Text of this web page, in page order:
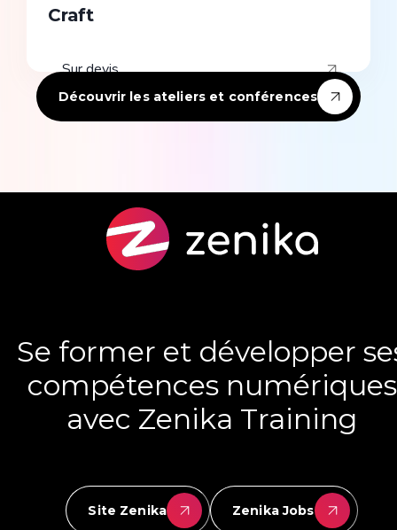
Craft
Sur devis
Découvrir les ateliers et conférences
Se former et développer
compétences numériques
avec Zenika Training
Site Zenika Zenika Jobs